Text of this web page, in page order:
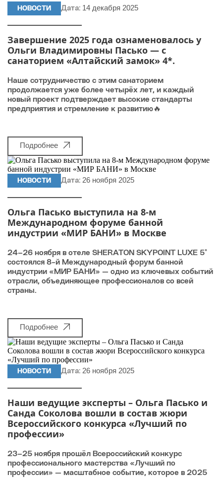
НОВОСТИ Дата: 14 декабря 2025
Завершение 2025 года ознаменовалось у
Ольги Владимировны Пасько — с
санаторием «Алтайский замок» 4*.
Наше сотрудничество с этим санаторием
продолжается уже более четырёх лет, и каждый
новый проект подтверждает высокие стандарты
предприятия и стремление к развитию🔥
Подробнее
НОВОСТИ Дата: 26 ноября 2025
Ольга Пасько выступила на 8-м
Международном форуме банной
индустрии «МИР БАНИ» в Москве
24–26 ноября в отеле SHERATON SKYPOINT LUXE 5*
состоялся 8-й Международный форум банной
индустрии «МИР БАНИ» — одно из ключевых событий
отрасли, объединяющее профессионалов со всей
страны.
Подробнее
НОВОСТИ Дата: 26 ноября 2025
Наши ведущие эксперты – Ольга Пасько и
Санда Соколова вошли в состав жюри
Всероссийского конкурса «Лучший по
профессии»
23–25 ноября прошёл Всероссийский конкурс
профессионального мастерства «Лучший по
профессии» — масштабное событие, которое в 2025